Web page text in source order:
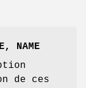
, NAME
de ces